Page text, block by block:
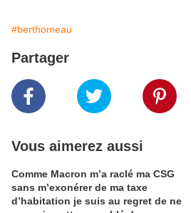
#berthomeau
Partager
Vous aimerez aussi
Comme Macron m’a raclé ma CSG
sans m’exonérer de ma taxe
d’habitation je suis au regret de ne